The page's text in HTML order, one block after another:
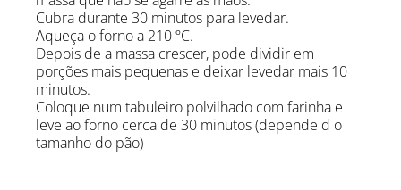
Cubra durante 30 minutos para levedar.
Aqueça o forno a 210 ºC.
Depois de a massa crescer, pode dividir em
porções mais pequenas e deixar levedar mais 10
minutos.
Coloque num tabuleiro polvilhado com farinha e
leve ao forno cerca de 30 minutos (depende d o
tamanho do pão)